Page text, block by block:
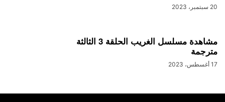
20 سبتمبر، 2023
مشاهدة مسلسل الغريب الحلقة 3 الثالثة
مترجمة
17 أغسطس، 2023